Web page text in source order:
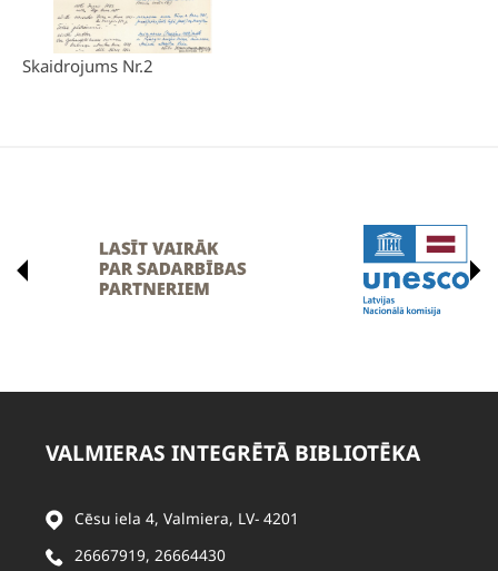
Skaidrojums Nr.2
VALMIERAS INTEGRĒTĀ BIBLIOTĒKA
Cēsu iela 4, Valmiera, LV- 4201
26667919, 26664430